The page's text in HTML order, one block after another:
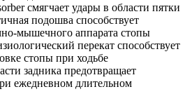
смягчает удары в области пятки
подошва способствует
мышечного аппарата стопы
перекат способствует
стопы при ходьбе
задника предотвращает
ежедневном длительном